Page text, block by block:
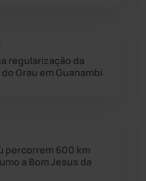
(50)
(1530)
regularização da
Grau em Guanambi
percorrem 600 km
a Bom Jesus da